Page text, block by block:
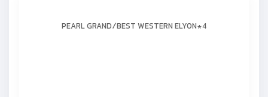
PEARL GRAND/BEST WESTERN ELYON*4